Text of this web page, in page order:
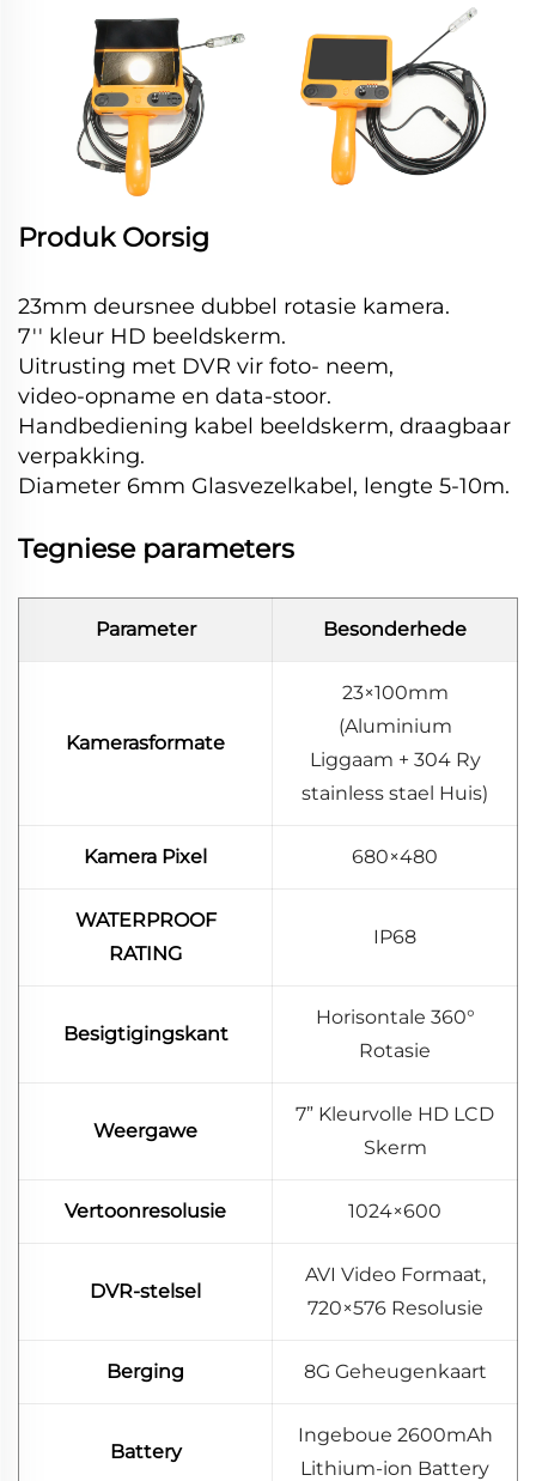
Produk Oorsig
23mm deursnee dubbel rotasie kamera.
7'' kleur HD beeldskerm.
Uitrusting met DVR vir foto- neem,
video-opname en data-stoor.
Handbediening kabel beeldskerm, draagbaar
verpakking.
Diameter 6mm Glasvezelkabel, lengte 5-10m.
Tegniese parameters
Parameter Besonderhede
Kamerasformate
23×100mm
(Aluminium
Liggaam + 304 Ry
stainless stael Huis)
Kamera Pixel 680×480
WATERPROOF
RATING
IP68
Besigtigingskant
Horisontale 360°
Rotasie
Weergawe
7” Kleurvolle HD LCD
Skerm
Vertoonresolusie 1024×600
DVR-stelsel
AVI Video Formaat,
720×576 Resolusie
Berging 8G Geheugenkaart
Battery
Ingeboue 2600mAh
Lithium-ion Battery